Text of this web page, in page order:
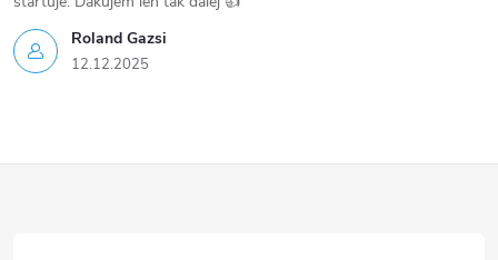
Roland Gazsi
12.12.2025